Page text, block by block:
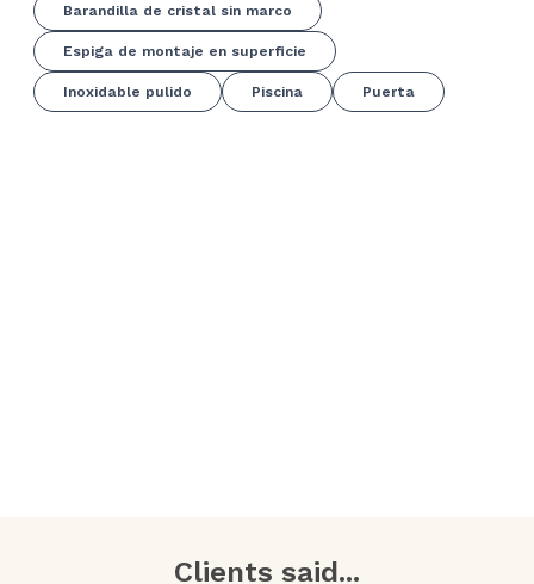
Barandilla de cristal sin marco
Espiga de montaje en superficie
Inoxidable pulido Piscina Puerta
Clients said...